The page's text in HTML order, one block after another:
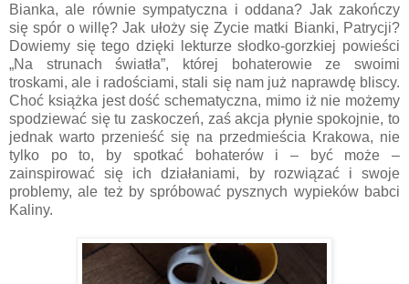
Bianka, ale równie sympatyczna i oddana? Jak zakończy
się spór o willę? Jak ułoży się Zycie matki Bianki, Patrycji?
Dowiemy się tego dzięki lekturze słodko-gorzkiej powieści
„Na strunach światła”, której bohaterowie ze swoimi
troskami, ale i radościami, stali się nam już naprawdę bliscy.
Choć książka jest dość schematyczna, mimo iż nie możemy
spodziewać się tu zaskoczeń, zaś akcja płynie spokojnie, to
jednak warto przenieść się na przedmieścia Krakowa, nie
tylko po to, by spotkać bohaterów i – być może –
zainspirować się ich działaniami, by rozwiązać i swoje
problemy, ale też by spróbować pysznych wypieków babci
Kaliny.